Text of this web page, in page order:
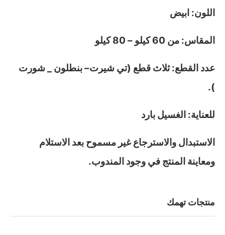
اللون: ابيض
المقاس: من 60 كيلو – 80 كيلو
عدد القطع: ثلاث قطع (تي شيرت– بنطلون _ شورت
).
للعناية: الغسيل بارد
الاستبدال والاسترجاع غير مسموح بعد الاستلام
ومعاينة المنتج في وجود المندوب.
منتجات تهمك